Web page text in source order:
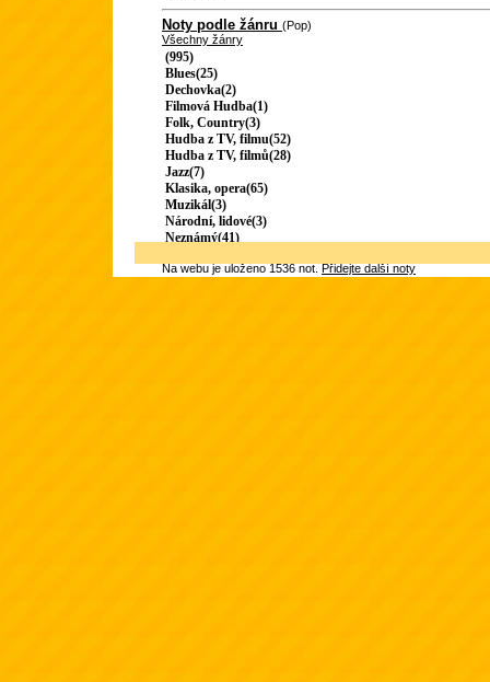
Noty podle žánru (Pop)
Všechny žánry
(995)
Blues(25)
Dechovka(2)
Filmová Hudba(1)
Folk, Country(3)
Hudba z TV, filmu(52)
Hudba z TV, filmů(28)
Jazz(7)
Klasika, opera(65)
Muzikál(3)
Národní, lidové(3)
Neznámý(41)
Na webu je uloženo 1536 not.Přidejte další noty